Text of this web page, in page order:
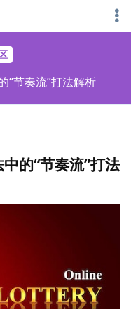
节奏流”打法解析
的“节奏流”打法